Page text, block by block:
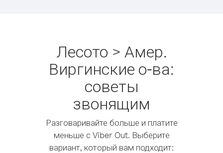
Лесото > Амер.
Виргинские о-ва:
советы
звонящим
Разговаривайте больше и платите
меньше с Viber Out. Выберите
вариант, который вам подходит: